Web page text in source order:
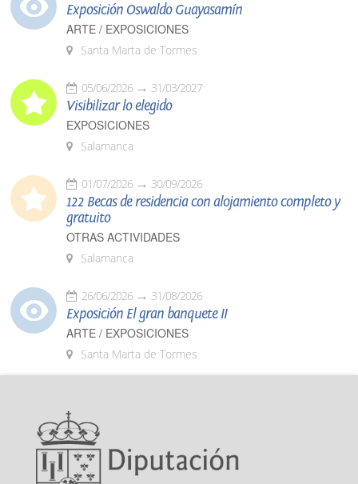
Exposición Oswaldo Guayasamín
ARTE / EXPOSICIONES
Santa Marta de Tormes
05/06/2026 31/03/2027
Visibilizar lo elegido
EXPOSICIONES
Salamanca
01/07/2026 30/09/2026
122 Becas de residencia con alojamiento completo y
gratuito
OTRAS ACTIVIDADES
Salamanca
26/06/2026 31/08/2026
Exposición El gran banquete II
ARTE / EXPOSICIONES
Santa Marta de Tormes